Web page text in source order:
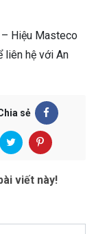
Hiệu Masteco
liên hệ với An
sẻ
viết này!